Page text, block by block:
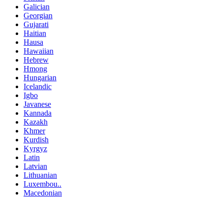
Galician
Georgian
Gujarati
Haitian
Hausa
Hawaiian
Hebrew
Hmong
Hungarian
Icelandic
Igbo
Javanese
Kannada
Kazakh
Khmer
Kurdish
Kyrgyz
Latin
Latvian
Lithuanian
Luxembou..
Macedonian